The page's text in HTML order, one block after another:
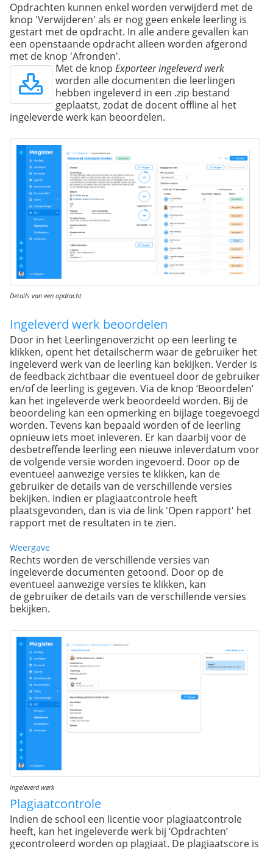
Opdrachten kunnen enkel worden verwijderd met de
knop 'Verwijderen' als er nog geen enkele leerling is
gestart met de opdracht. In alle andere gevallen kan
een openstaande opdracht alleen worden afgerond
met de knop 'Afronden'.
Met de knop Exporteer ingeleverd werk
worden alle documenten die leerlingen
hebben ingeleverd in een .zip bestand
geplaatst, zodat de docent offline al het
ingeleverde werk kan beoordelen.
Details van een opdracht
Ingeleverd werk beoordelen
Door in het Leerlingenoverzicht op een leerling te
klikken, opent het detailscherm waar de gebruiker het
ingeleverd werk van de leerling kan bekijken. Verder is
de feedback zichtbaar die eventueel door de gebruiker
en/of de leerling is gegeven. Via de knop ‘Beoordelen’
kan het ingeleverde werk beoordeeld worden. Bij de
beoordeling kan een opmerking en bijlage toegevoegd
worden. Tevens kan bepaald worden of de leerling
opnieuw iets moet inleveren. Er kan daarbij voor de
desbetreffende leerling een nieuwe inleverdatum voor
de volgende versie worden ingevoerd. Door op de
eventueel aanwezige versies te klikken, kan de
gebruiker de details van de verschillende versies
bekijken. Indien er plagiaatcontrole heeft
plaatsgevonden, dan is via de link 'Open rapport' het
rapport met de resultaten in te zien.
Weergave
Rechts worden de verschillende versies van
ingeleverde documenten getoond. Door op de
eventueel aanwezige versies te klikken, kan
de gebruiker de details van de verschillende versies
bekijken.
Ingeleverd werk
Plagiaatcontrole
Indien de school een licentie voor plagiaatcontrole
heeft, kan het ingeleverde werk bij ‘Opdrachten’
gecontroleerd worden op plagiaat. De plagiaatscore is